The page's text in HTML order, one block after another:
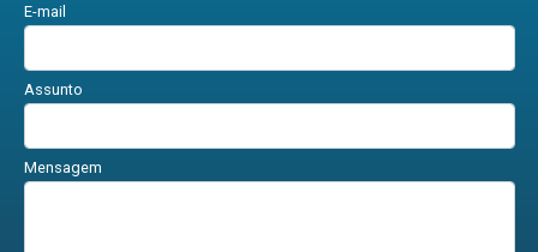
E-mail
Assunto
Mensagem